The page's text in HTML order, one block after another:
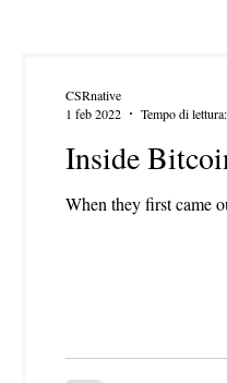
Inside
When they first came
CSRnative
1 feb 2022
Tempo di